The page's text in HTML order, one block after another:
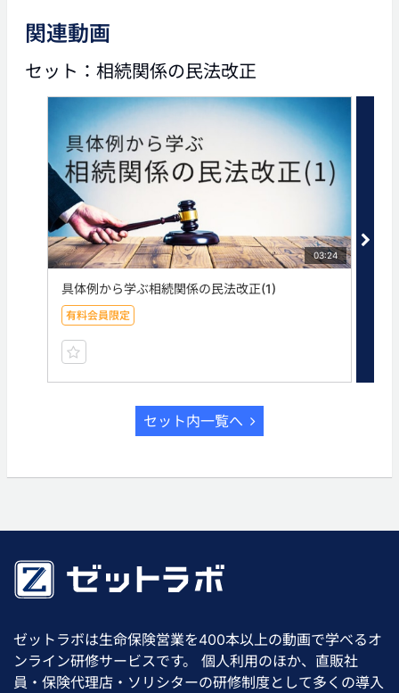
相続関係の民法改正(5) 相続関係の民法改正(7)
関連動画
セット：相続関係の民法改正
03:24
具体例から学ぶ相続関係の民法改正(1)
有料会員限定
セット内一覧へ
ゼットラボは生命保険営業を400本以上の動画で学べるオ
ンライン研修サービスです。 個人利用のほか、直販社
員・保険代理店・ソリシターの研修制度として多くの導入